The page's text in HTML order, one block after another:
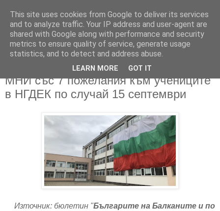
МНИ със 7 пожелания към учениците
в НГДЕК по случай 15 септември
Източник: бюлетин "Българите на Балканите и по
This site uses cookies from Google to deliver its services
and to analyze traffic. Your IP address and user-agent are
shared with Google along with performance and security
metrics to ensure quality of service, generate usage
statistics, and to detect and address abuse.
LEARN MORE GOT IT